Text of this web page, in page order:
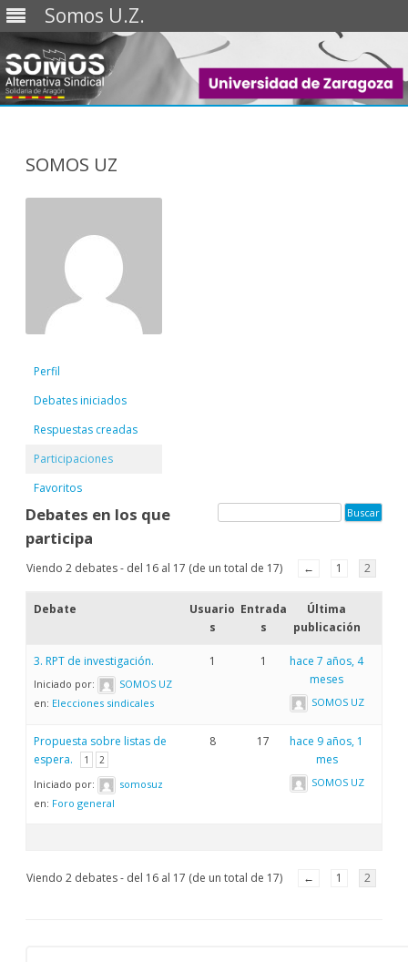
Somos U.Z.
Saltar
SOMOS UZ
Perfil
Debates iniciados
Respuestas creadas
Participaciones
Favoritos
Debates en los que
participa
Viendo 2 debates - del 16 al 17 (de un total de 17) ← 1 2
Debate
Usuario
s
Entrada
s
Última
publicación
3. RPT de investigación.
Iniciado por:
SOMOS UZ
en: Elecciones sindicales
1 1
hace 7 años, 4
meses
SOMOS UZ
Propuesta sobre listas de
espera.
1 2
Iniciado por:
somosuz
en: Foro general
8 17
hace 9 años, 1
mes
SOMOS UZ
Viendo 2 debates - del 16 al 17 (de un total de 17) ← 1 2